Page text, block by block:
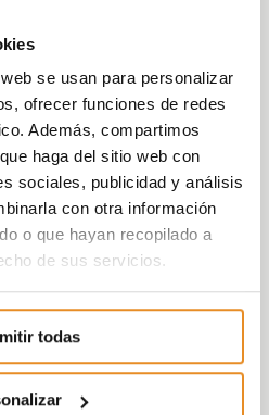
se usan para personalizar
ofrecer funciones de redes
Además, compartimos
haga del sitio web con
sociales, publicidad y análisis
con otra información
o que hayan recopilado a
de sus servicios.
todas